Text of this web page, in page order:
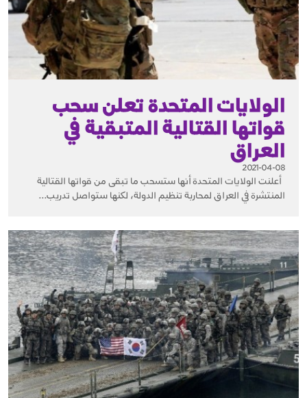
الولايات المتحدة تعلن سحب
قواتها القتالية المتبقية في
العراق
2021-04-08
أعلنت الولايات المتحدة أنها ستسحب ما تبقى من قواتها القتالية
المنتشرة في العراق لمحاربة تنظيم الدولة، لكنها ستواصل تدريب...